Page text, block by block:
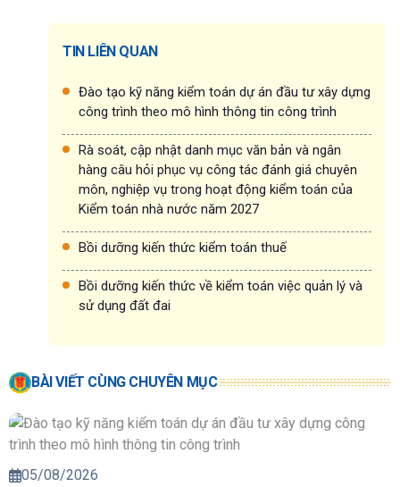
TIN LIÊN QUAN
Đào tạo kỹ năng kiểm toán dự án đầu tư xây dựng
công trình theo mô hình thông tin công trình
Rà soát, cập nhật danh mục văn bản và ngân
hàng câu hỏi phục vụ công tác đánh giá chuyên
môn, nghiệp vụ trong hoạt động kiểm toán của
Kiểm toán nhà nước năm 2027
Bồi dưỡng kiến thức kiểm toán thuế
Bồi dưỡng kiến thức về kiểm toán việc quản lý và
sử dụng đất đai
BÀI VIẾT CÙNG CHUYÊN MỤC
05/08/2026